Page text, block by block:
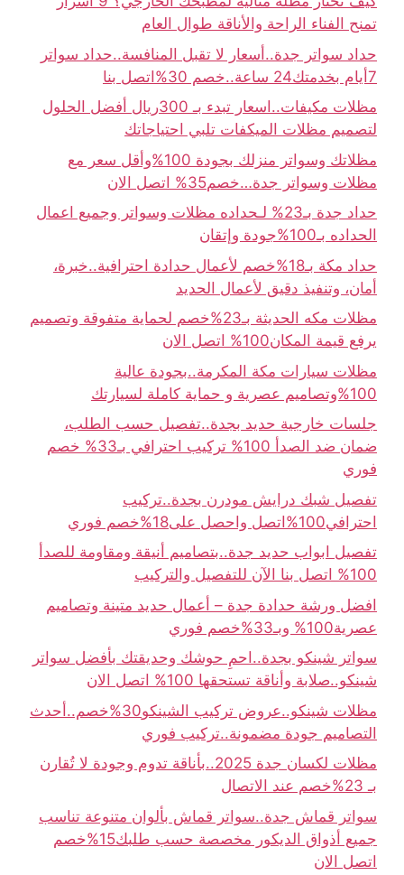
تمنح الفناء الراحة والأناقة طوال العام
حداد سواتر جدة..أسعار لا تقبل المنافسة..حداد سواتر
7أيام بخدمتك24 ساعة..خصم 30%اتصل بنا
مظلات مكيفات..اسعار تبدء بـ 300ريال أفضل الحلول
لتصميم مظلات الميكفات تلبي احتياجاتك
مظلاتك وسواتر منزلك بجودة 100%وأقل سعر مع
مظلات وسواتر جدة…خصم35% اتصل الان
حداد جدة بـ23% لـحداده مظلات وسواتر وجميع اعمال
الحداده بـ100%جودة وإتقان
حداد مكة بـ18%خصم لأعمال حدادة احترافية..خبرة،
أمان، وتنفيذ دقيق لأعمال الحديد
مظلات مكه الحديثة بـ23%خصم لحماية متفوقة وتصميم
يرفع قيمة المكان100% اتصل الان
مظلات سيارات مكة المكرمة..بجودة عالية
100%وتصاميم عصرية و حماية كاملة لسيارتك
جلسات خارجية حديد بجدة..تفصيل حسب الطلب،
ضمان ضد الصدأ 100% تركيب احترافي بـ33% خصم
فوري
تفصيل شبك درايش مودرن بجدة..تركيب
احترافي100%اتصل واحصل على18%خصم فوري
تفصيل ابواب حديد جدة..بتصاميم أنيقة ومقاومة للصدأ
100% اتصل بنا الآن للتفصيل والتركيب
افضل ورشة حدادة جدة – أعمال حديد متينة وتصاميم
عصرية100% وبـ33%خصم فوري
سواتر شينكو بجدة..احمِ حوشك وحديقتك بأفضل سواتر
شينكو..صلابة وأناقة تستحقها 100% اتصل الان
مظلات شينكو..عروض تركيب الشينكو30%خصم..أحدث
التصاميم جودة مضمونة..تركيب فوري
مظلات لكسان جدة 2025..بأناقة تدوم وجودة لا تُقارن
بـ 23%خصم عند الاتصال
سواتر قماش جدة..سواتر قماش بألوان متنوعة تناسب
جميع أذواق الديكور مخصصة حسب طلبك15%خصم
اتصل الان